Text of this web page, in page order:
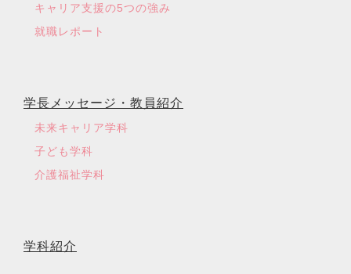
キャリア支援の5つの強み
就職レポート
学長メッセージ・教員紹介
未来キャリア学科
子ども学科
介護福祉学科
学科紹介